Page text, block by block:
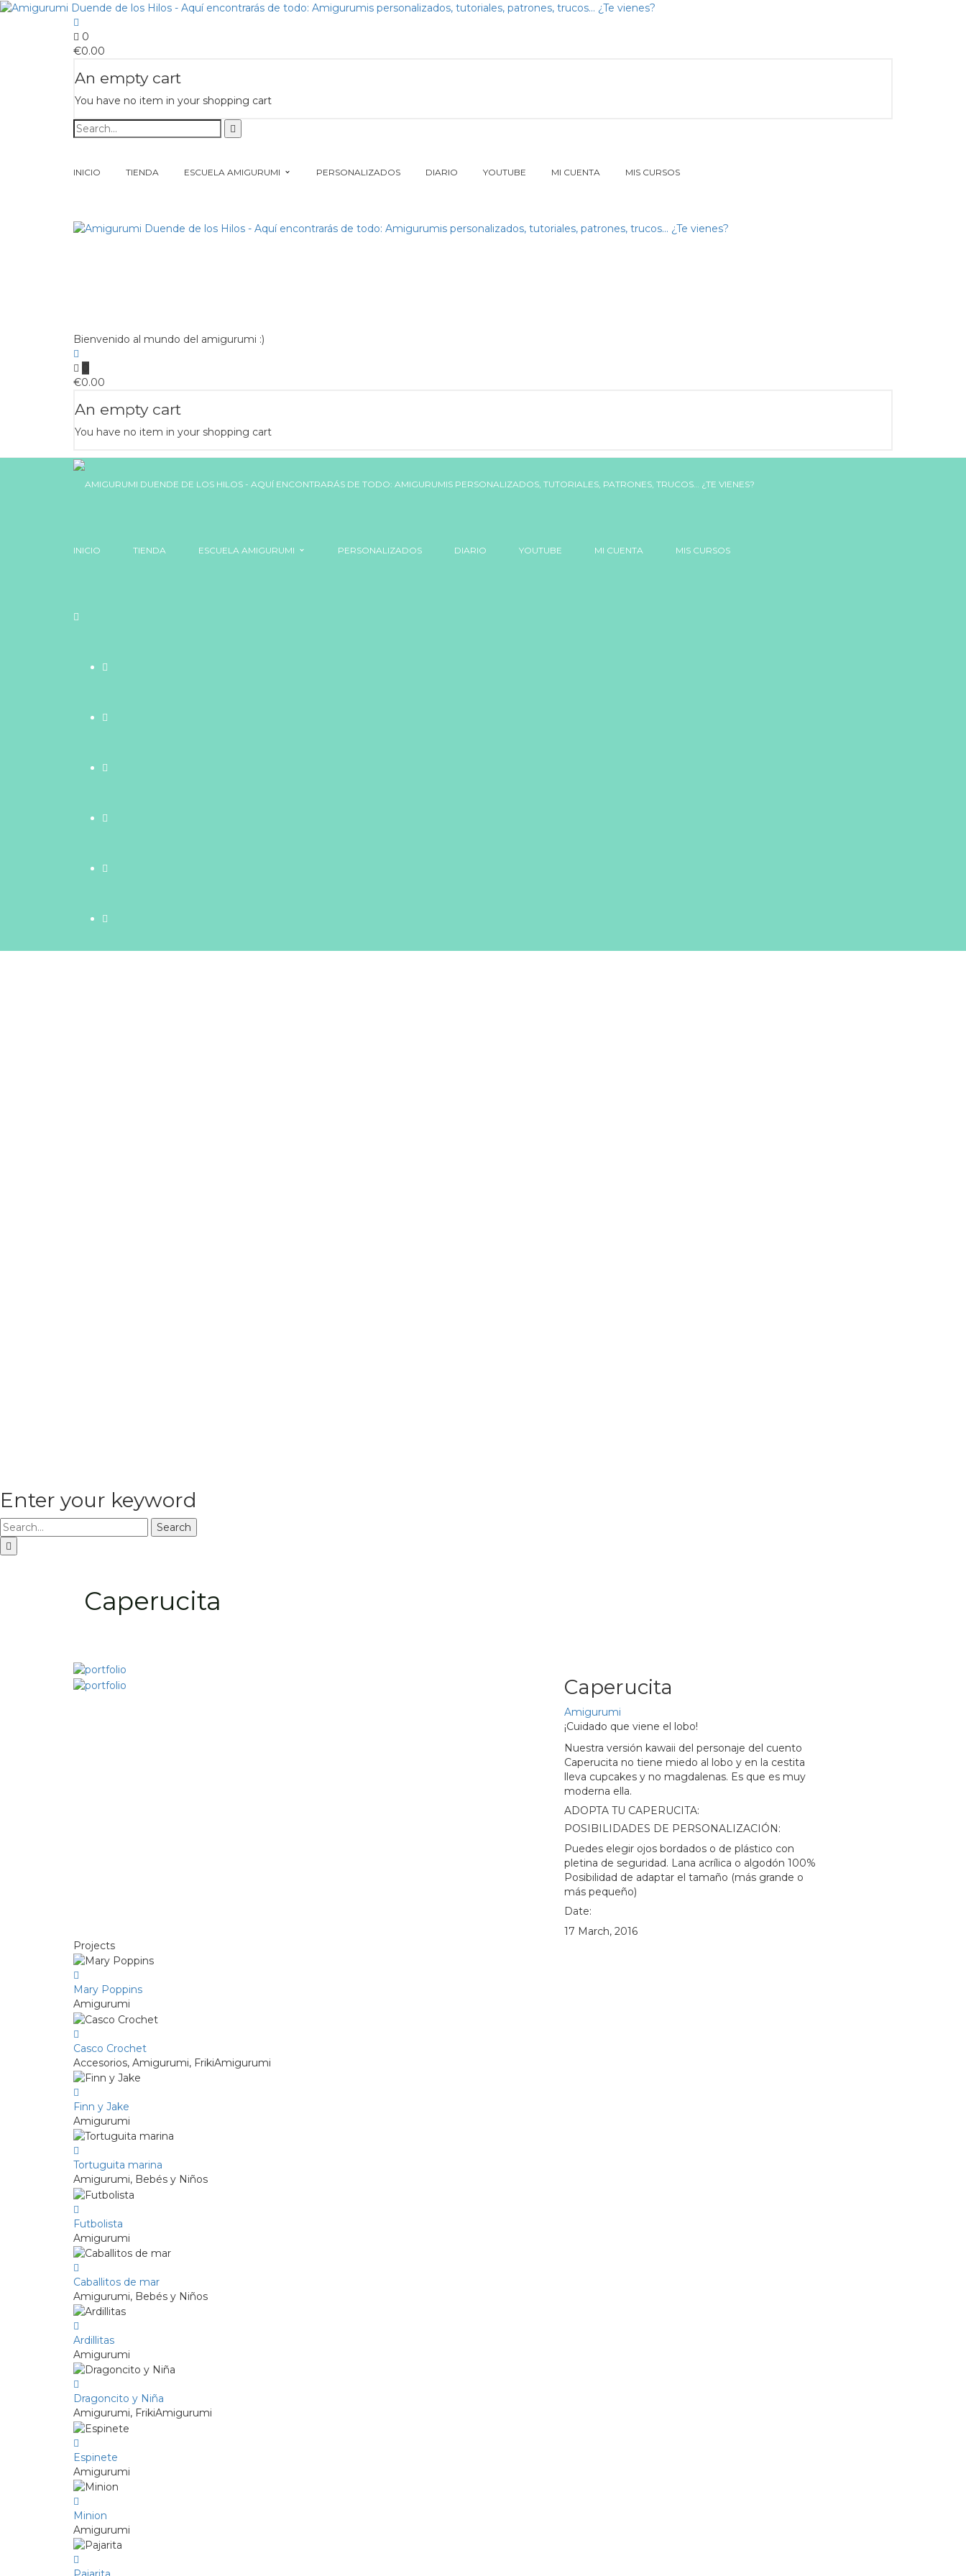
0
€0.00
An empty cart
You have no item in your shopping cart
INICIO TIENDA ESCUELA AMIGURUMI PERSONALIZADOS DIARIO YOUTUBE MI CUENTA MIS CURSOS
Bienvenido al mundo del amigurumi :)
€0.00
An empty cart
You have no item in your shopping cart
INICIO TIENDA ESCUELA AMIGURUMI PERSONALIZADOS DIARIO YOUTUBE MI CUENTA MIS CURSOS
Enter your keyword
Search
Caperucita
Caperucita
Amigurumi
¡Cuidado que viene el lobo!
Nuestra versión kawaii del personaje del cuento
Caperucita no tiene miedo al lobo y en la cestita
lleva cupcakes y no magdalenas. Es que es muy
moderna ella.
ADOPTA TU CAPERUCITA:
POSIBILIDADES DE PERSONALIZACIÓN:
Puedes elegir ojos bordados o de plástico con
pletina de seguridad. Lana acrílica o algodón 100%
Posibilidad de adaptar el tamaño (más grande o
más pequeño)
Date:
17 March, 2016
Projects
Mary Poppins
Amigurumi
Casco Crochet
Accesorios, Amigurumi, FrikiAmigurumi
Finn y Jake
Amigurumi
Tortuguita marina
Amigurumi, Bebés y Niños
Futbolista
Amigurumi
Caballitos de mar
Amigurumi, Bebés y Niños
Ardillitas
Amigurumi
Dragoncito y Niña
Amigurumi, FrikiAmigurumi
Espinete
Amigurumi
Minion
Amigurumi